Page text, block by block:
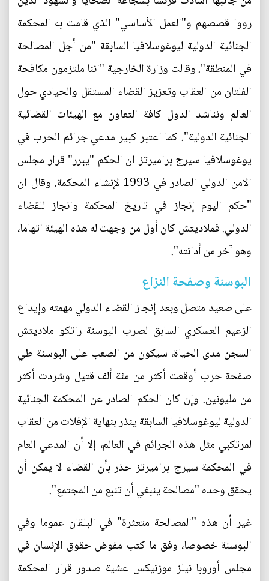
رووا قصصهم و"العمل الأساسي" الذي قامت به المحكمة
الجنائية الدولية ليوغوسلافيا السابقة "من أجل المصالحة
في المنطقة". وقالت وزارة الخارجية "اننا ملتزمون مكافحة
الفلتان من العقاب وتعزيز القضاء المستقل والحيادي حول
العالم ونناشد الدول كافة التعاون مع الهيئات القضائية
الجنائية الدولية". كما اعتبر كبير مدعي جرائم الحرب في
يوغوسلافيا سيرج براميرتز ان الحكم "يبرر" قرار مجلس
الامن الدولي الصادر في 1993 لإنشاء المحكمة. وقال ان
"حكم اليوم إنجاز في تاريخ المحكمة وانجاز للقضاء
الدولي. فملاديتش كان أول من وجهت له هذه الهيئة اتهاما،
وهو آخر من أدانته".
البوسنة وصفحة النزاع
على صعيد متصل وبعد إنجاز القضاء الدولي مهمته وإيداع
الزعيم العسكري السابق لصرب البوسنة راتكو ملاديتش
السجن مدى الحياة، سيكون من الصعب على البوسنة طي
صفحة حرب أوقعت أكثر من مئة ألف قتيل وشردت أكثر
من مليونين. وإن كان الحكم الصادر عن المحكمة الجنائية
الدولية ليوغوسلافيا السابقة ينذر بنهاية الإفلات من العقاب
لمرتكبي مثل هذه الجرائم في العالم، إلا أن المدعي العام
في المحكمة سيرج براميرتز حذر بأن القضاء لا يمكن أن
يحقق وحده "مصالحة ينبغي أن تنبع من المجتمع".
غير أن هذه "المصالحة متعثرة" في البلقان عموما وفي
البوسنة خصوصا، وفق ما كتب مفوض حقوق الإنسان في
مجلس أوروبا نيلز موزنيكس عشية صدور قرار المحكمة